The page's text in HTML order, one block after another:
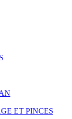
ET PINCES